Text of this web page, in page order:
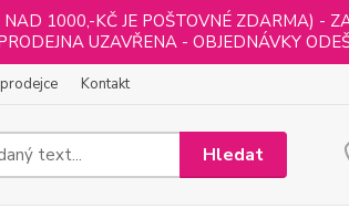
1000,-KČ JE POŠTOVNÉ ZDARMA) -
UZAVŘENA - OBJEDNÁVKY
Kontakt
Hledat